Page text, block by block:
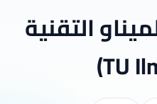
التقنية